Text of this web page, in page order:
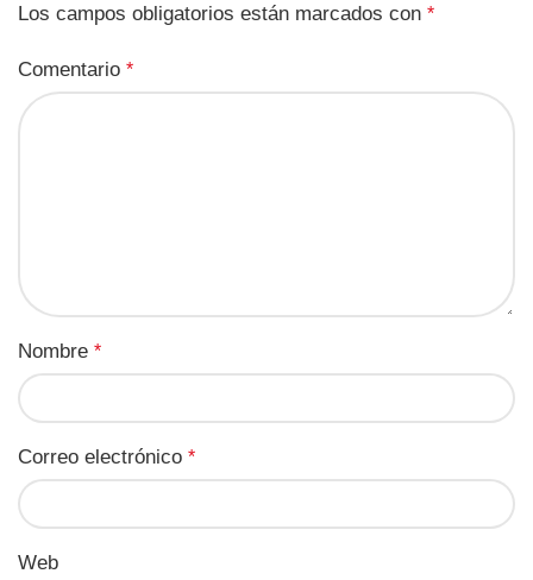
Los campos obligatorios están marcados con *
Comentario *
Nombre *
Correo electrónico *
Web